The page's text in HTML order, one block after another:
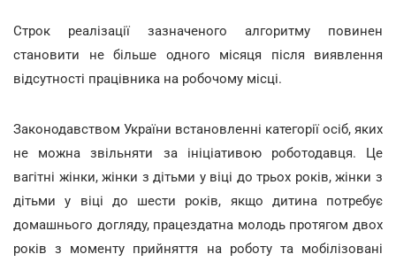
Строк реалізації зазначеного алгоритму повинен
становити не більше одного місяця після виявлення
відсутності працівника на робочому місці.
Законодавством України встановленні категорії осіб, яких
не можна звільняти за ініціативою роботодавця. Це
вагітні жінки, жінки з дітьми у віці до трьох років, жінки з
дітьми у віці до шести років, якщо дитина потребує
домашнього догляду, працездатна молодь протягом двох
років з моменту прийняття на роботу та мобілізовані